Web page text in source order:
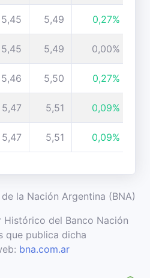
5,45 5,49 0,27%
5,45 5,49 0,00%
5,46 5,50 0,27%
5,47 5,51 0,09%
5,47 5,51 0,09%
la Nación Argentina (BNA)
del Banco Nación
que publica dicha
bna.com.ar